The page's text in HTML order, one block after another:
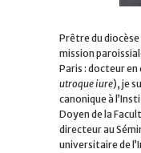
Prêtre du
mission
Paris : docteur
utroque iure), je
canonique à
Doyen de la
directeur au
universitaire de